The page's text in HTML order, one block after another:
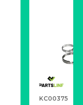
KC00375